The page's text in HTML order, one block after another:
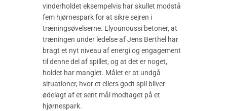
vinderholdet eksempelvis har skullet modstå
fem hjørnespark for at sikre sejren i
træningsøvelserne. Elyounoussi betoner, at
træningen under ledelse af Jens Berthel har
bragt et nyt niveau af energi og engagement
til denne del af spillet, og at det er noget,
holdet har manglet. Målet er at undgå
situationer, hvor et ellers godt spil bliver
ødelagt af et sent mål modtaget på et
hjørnespark.